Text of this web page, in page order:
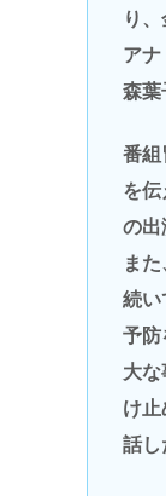
り
ア
森葉
番組
を
の出
ま
続い
予防
大
け
話し